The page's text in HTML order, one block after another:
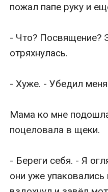
пожал папе руку и
- Что? Посвящение?
отряхнулась.
- Хуже. - Убедил
Мама ко мне
поцеловала в щеки.
- Береги себя. - Я
они уже